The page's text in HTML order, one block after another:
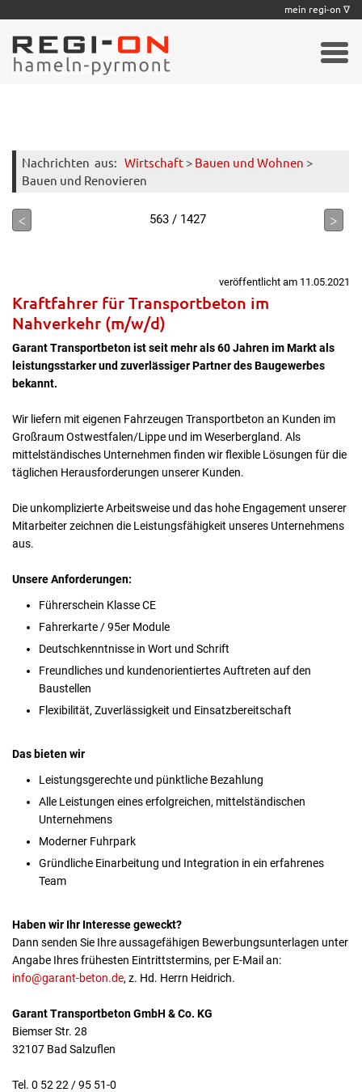
Nachrichten aus: Wirtschaft > Bauen und Wohnen >
Bauen und Renovieren
< 563 / 1427 >
veröffentlicht am 11.05.2021
Kraftfahrer für Transportbeton im
Nahverkehr (m/w/d)
Garant Transportbeton ist seit mehr als 60 Jahren im Markt als
leistungsstarker und zuverlässiger Partner des Baugewerbes
bekannt.
Wir liefern mit eigenen Fahrzeugen Transportbeton an Kunden im
Großraum Ostwestfalen/Lippe und im Weserbergland. Als
mittelständisches Unternehmen finden wir flexible Lösungen für die
täglichen Herausforderungen unserer Kunden.
Die unkomplizierte Arbeitsweise und das hohe Engagement unserer
Mitarbeiter zeichnen die Leistungsfähigkeit unseres Unternehmens
aus.
Unsere Anforderungen:
Führerschein Klasse CE
Fahrerkarte / 95er Module
Deutschkenntnisse in Wort und Schrift
Freundliches und kundenorientiertes Auftreten auf den
Baustellen
Flexibilität, Zuverlässigkeit und Einsatzbereitschaft
Das bieten wir
Leistungsgerechte und pünktliche Bezahlung
Alle Leistungen eines erfolgreichen, mittelständischen
Unternehmens
Moderner Fuhrpark
Gründliche Einarbeitung und Integration in ein erfahrenes
Team
Haben wir Ihr Interesse geweckt?
Dann senden Sie Ihre aussagefähigen Bewerbungsunterlagen unter
Angabe Ihres frühesten Eintrittstermins, per E-Mail an:
info@garant-beton.de, z. Hd. Herrn Heidrich.
Garant Transportbeton GmbH & Co. KG
Biemser Str. 28
32107 Bad Salzuflen
Tel. 0 52 22 / 95 51-0
mein regi-on ∇